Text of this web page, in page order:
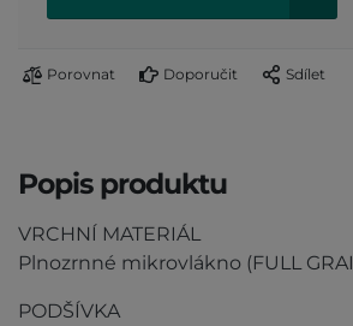
Porovnat Doporučit Sdílet
Popis produktu
VRCHNÍ MATERIÁL
Plnozrnné mikrovlákno (FULL
PODŠÍVKA